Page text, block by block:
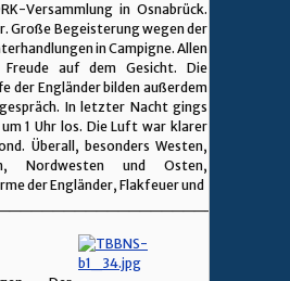
Versammlung in Osnabrück.
Große Begeisterung wegen der
in Campigne. Allen
auf dem Gesicht. Die
der Engländer bilden außerdem
In letzter Nacht gings
1 Uhr los. Die Luft war klarer
Überall, besonders Westen,
Nordwesten und Osten,
der Engländer, Flakfeuer und